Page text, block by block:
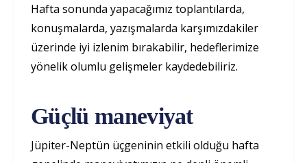
Hafta sonunda yapacağımız toplantılarda,
konuşmalarda, yazışmalarda karşımızdakiler
üzerinde iyi izlenim bırakabilir, hedeflerimize
yönelik olumlu gelişmeler kaydedebiliriz.
Güçlü maneviyat
Jüpiter-Neptün üçgeninin etkili olduğu hafta